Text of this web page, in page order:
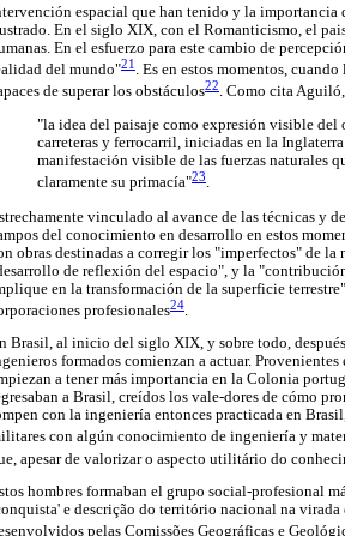
espacial que han tenido y la importancia
En el siglo XIX, con el Romanticismo, el
En el esfuerzo para este cambio de
del mundo"21 . Es en estos momentos,
de superar los obstáculos22. Como cita Aguiló,
"la idea del paisaje como expresión visible del
carreteras y ferrocarril, iniciadas en la
manifestación visible de las fuerzas naturales
claramente su primacía"23.
vinculado al avance de las técnicas y
del conocimiento en desarrollo en estos
obras destinadas a corregir los "imperfectos" de
de reflexión del espacio", y la
en la transformación de la superficie
profesionales24
Brasil, al inicio del siglo XIX, y sobre todo,
formados comienzan a actuar.
a tener más importancia en la Colonia
a Brasil, creídos los vale-dores de cómo
con la ingeniería entonces practicada en
con algún conocimiento de ingeniería y
apesar de valorizar o aspecto utilitário do
hombres formaban el grupo social-profesional
e descrição do território nacional na
pelas Comissões Geográficas e